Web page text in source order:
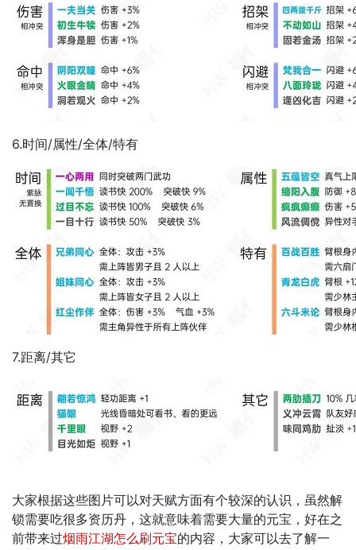
6.时间/属性/全体/特有
7.距离/其它
大家根据这些图片可以对天赋方面有个较深的认识，虽然解
锁需要吃很多资历丹，这就意味着需要大量的元宝，好在之
前带来过烟雨江湖怎么刷元宝的内容，大家可以去了解一